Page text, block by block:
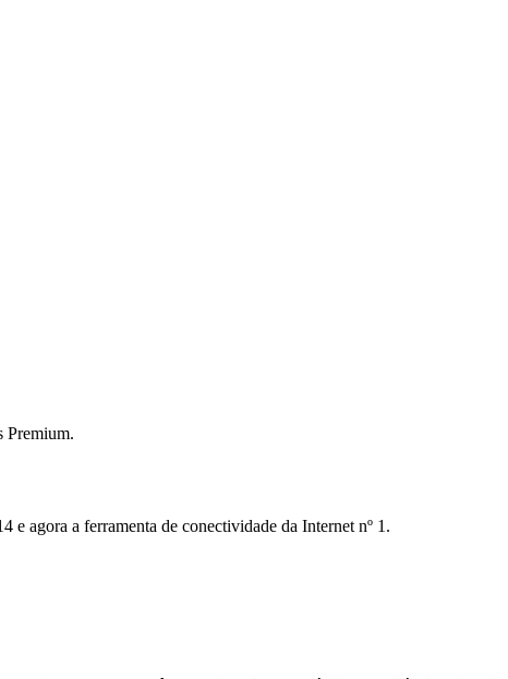
Premium.
e agora a ferramenta de conectividade da Internet nº 1.